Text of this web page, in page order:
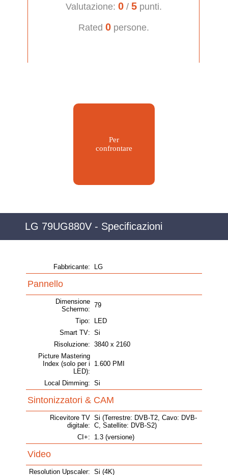
Valutazione: 0/ 5punti.
Rated 0persone.
Per
confrontare
LG 79UG880V - Specificazioni
Fabbricante: LG
Pannello
Dimensione
Schermo:
79
Tipo:
LED
Smart TV: Si
Risoluzione: 3840 x 2160
Picture Mastering
Index (solo per i
LED):
1.600 PMI
Local Dimming: Si
Sintonizzatori & CAM
Ricevitore TV
digitale:
Si (Terrestre: DVB-T2, Cavo: DVB-
C, Satellite: DVB-S2)
CI+:
1.3 (versione)
Video
Resolution Upscaler: Si (4K)